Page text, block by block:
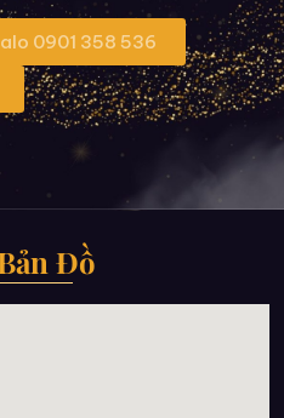
0901 358 536
Đồ